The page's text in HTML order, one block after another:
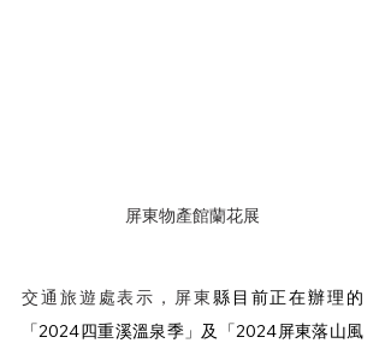
屏東物產館蘭花展
交通旅遊處表示，屏東縣目前正在辦理的
「2024四重溪溫泉季」及「2024屏東落山風